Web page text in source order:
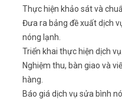
Thực hiện khảo sát và
Đưa ra bảng đề xuất dịch
nóng lạnh.
Triển khai thực hiện dịch vụ.
Nghiệm thu, bàn giao và
hàng.
Báo giá dịch vụ sửa bình